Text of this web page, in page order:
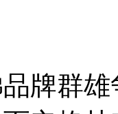
牌群